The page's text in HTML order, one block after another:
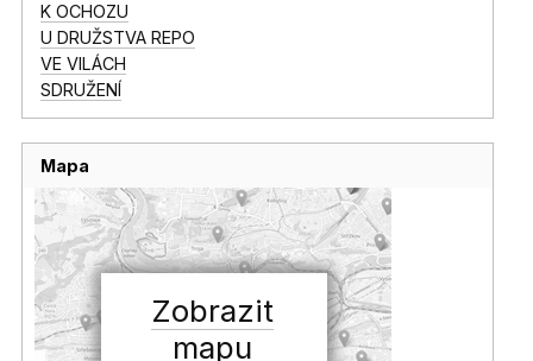
K OCHOZU
U DRUŽSTVA REPO
VE VILÁCH
SDRUŽENÍ
Mapa
Zobrazit
mapu